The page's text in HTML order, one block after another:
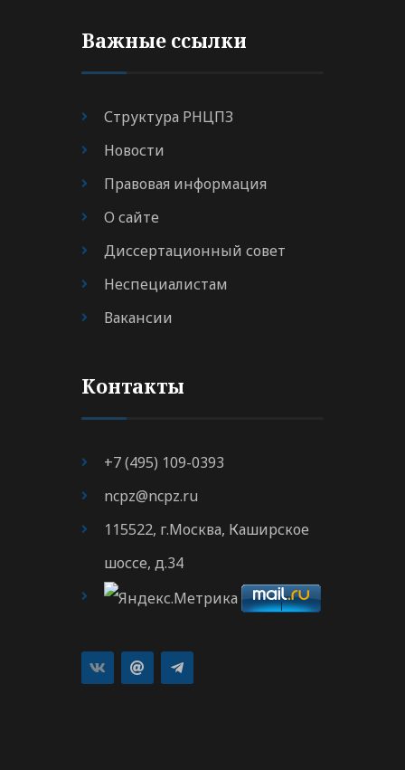
Важные ссылки
Структура РНЦПЗ
Новости
Правовая информация
О сайте
Диссертационный совет
Неспециалистам
Вакансии
Контакты
+7 (495) 109-0393
ncpz@ncpz.ru
115522, г.Москва, Каширское
шоссе, д.34